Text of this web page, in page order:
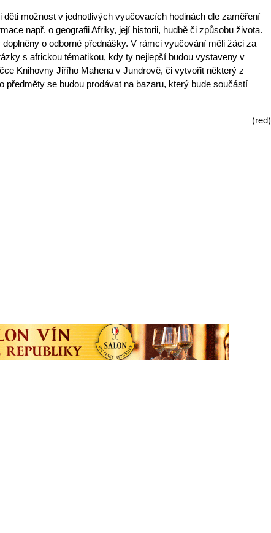
děti možnost v jednotlivých vyučovacích hodinách dle zaměření
např. o geografii Afriky, její historii, hudbě či způsobu života.
o odborné přednášky. V rámci vyučování měli žáci za
s africkou tématikou, kdy ty nejlepší budou vystaveny v
Knihovny Jiřího Mahena v Jundrově, či vytvořit některý z
předměty se budou prodávat na bazaru, který bude součástí
(red)